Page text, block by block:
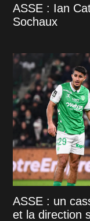
ASSE : Ian
Sochaux
ASSE : un
et la direction